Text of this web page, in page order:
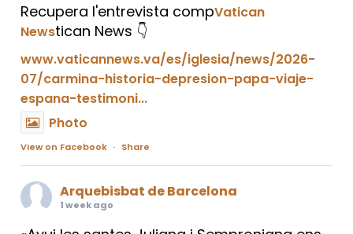
Recupera l'entrevista compVatican
Newstican News 👇
www.vaticannews.va/es/iglesia/news/2026-
07/carmina-historia-depresion-papa-viaje-
espana-testimoni...
Photo
View on Facebook · Share
Arquebisbat de Barcelona
1 week ago